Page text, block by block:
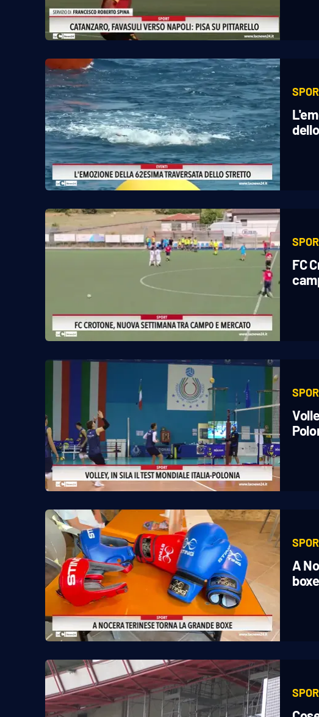
Lacitymag.it
Lacapitalenews.it
Cosenzachannel.it
Ilvibonese.it
Catanzarochannel.it
Cookie policy
Note legali
FC
A
boxe